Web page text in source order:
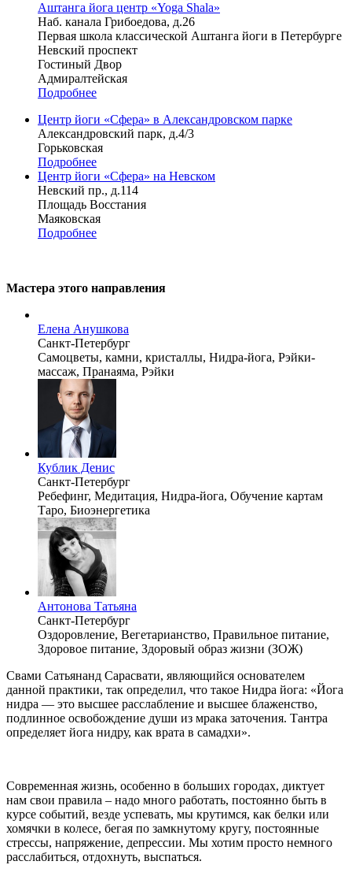
Аштанга йога центр «Yoga Shala»
Наб. канала Грибоедова, д.26
Первая школа классической Аштанга йоги в Петербурге
Невский проспект
Гостиный Двор
Адмиралтейская
Подробнее
Центр йоги «Сфера» в Александровском парке
Александровский парк, д.4/3
Горьковская
Подробнее
Центр йоги «Сфера» на Невском
Невский пр., д.114
Площадь Восстания
Маяковская
Подробнее
Мастера этого направления
Елена Анушкова
Санкт-Петербург
Самоцветы, камни, кристаллы, Нидра-йога, Рэйки-
массаж, Пранаяма, Рэйки
Кублик Денис
Санкт-Петербург
Ребефинг, Медитация, Нидра-йога, Обучение картам
Таро, Биоэнергетика
Антонова Татьяна
Санкт-Петербург
Оздоровление, Вегетарианство, Правильное питание,
Здоровое питание, Здоровый образ жизни (ЗОЖ)
Свами Сатьянанд Сарасвати, являющийся основателем
данной практики, так определил, что такое Нидра йога: «Йога
нидра — это высшее расслабление и высшее блаженство,
подлинное освобождение души из мрака заточения. Тантра
определяет йога нидру, как врата в самадхи».
Современная жизнь, особенно в больших городах, диктует
нам свои правила – надо много работать, постоянно быть в
курсе событий, везде успевать, мы крутимся, как белки или
хомячки в колесе, бегая по замкнутому кругу, постоянные
стрессы, напряжение, депрессии. Мы хотим просто немного
расслабиться, отдохнуть, выспаться.